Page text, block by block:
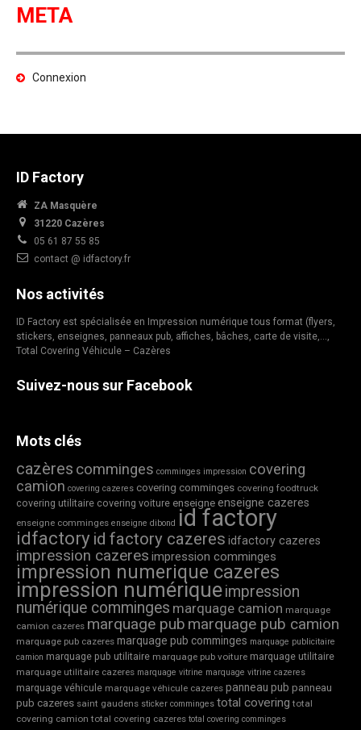
META
Connexion
ID Factory
ZA Masquère
31220 Cazères
05 61 87 55 85
contact @ idfactory.fr
Nos activités
ID Factory est spécialisée en Impression numérique tous format (flyers,
stickers, enseignes, panneaux pub, affiches, bâches, carte de visite,…,
Total Covering Véhicule – Cazères
Suivez-nous sur Facebook
Mots clés
cazères comminges comminges impression covering
camion covering cazeres covering comminges covering foodtruck
covering utilitaire covering voiture enseigne enseigne cazeres
enseigne comminges enseigne dibond id factory
idfactory id factory cazeres idfactory cazeres
impression cazeres impression comminges
impression numerique cazeres
impression numériqueimpression
numérique comminges marquage camion marquage
camion cazeres marquage pub marquage pub camion
marquage pub cazeres marquage pub comminges marquage publicitaire
camion marquage pub utilitaire marquage pub voiture marquage utilitaire
marquage utilitaire cazeres marquage vitrine marquage vitrine cazeres
marquage véhicule marquage véhicule cazeres panneau pub panneau
pub cazeres saint gaudens sticker comminges total covering total
covering camion total covering cazeres total covering comminges